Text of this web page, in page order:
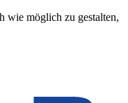
wie möglich zu gestalten,